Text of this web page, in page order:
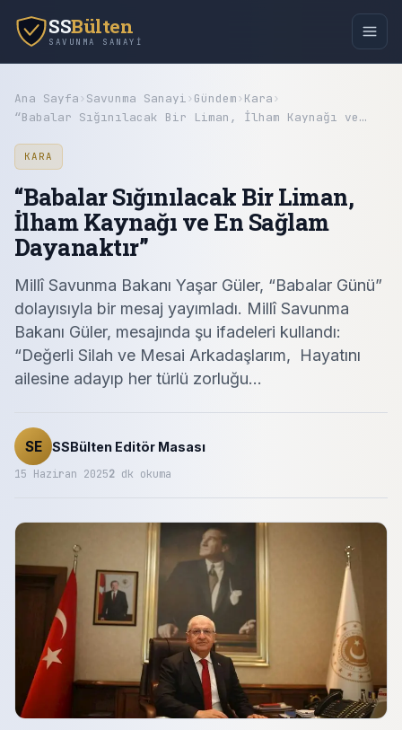
SSBülten
SAVUNMA SANAYI
Ana Sayfa› Savunma Sanayi› Gündem› Kara›
“Babalar Sığınılacak Bir Liman, İlham Kaynağı ve…
KARA
“Babalar Sığınılacak Bir Liman,
İlham Kaynağı ve En Sağlam
Dayanaktır”
Millî Savunma Bakanı Yaşar Güler, “Babalar Günü”
dolayısıyla bir mesaj yayımladı. Millî Savunma
Bakanı Güler, mesajında şu ifadeleri kullandı:
“Değerli Silah ve Mesai Arkadaşlarım, Hayatını
ailesine adayıp her türlü zorluğu...
SE SSBülten Editör Masası
15 Haziran 20252 dk okuma